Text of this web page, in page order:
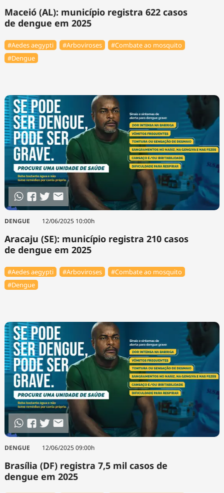
Maceió (AL): município registra 622 casos
de dengue em 2025
#Aedes aegypti #Arboviroses
#Combate ao mosquito
#Dengue
DENGUE 12/06/2025 10:00h
Aracaju (SE): município registra 210 casos
de dengue em 2025
#Aedes aegypti #Arboviroses
#Combate ao mosquito
#Dengue
DENGUE 12/06/2025 09:00h
Brasília (DF) registra 7,5 mil casos de
dengue em 2025